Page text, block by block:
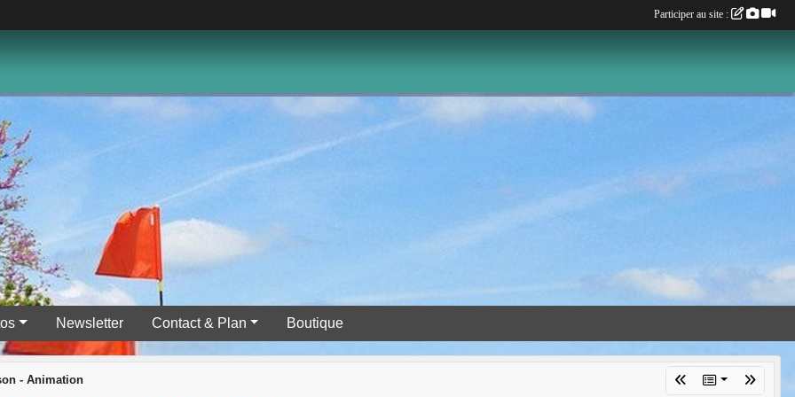
Newsletter Contact & Plan Boutique
- Animation
Participer au site :